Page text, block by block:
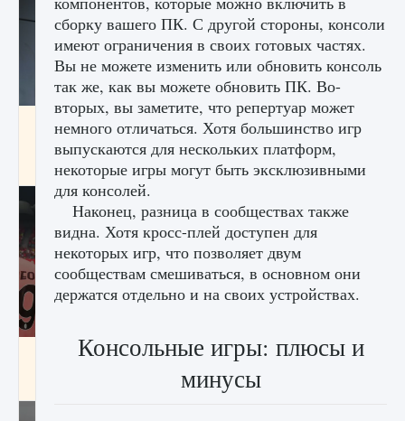
Все новые функции в режиме карьеры EA
FC 25
9 августа 2024 2 096 0 2
Входят ли «Милан» и «Интер» в EA FC 25
2 064 0
сборку вашего ПК. С другой стороны, консоли
имеют ограничения в своих готовых частях.
Вы не можете изменить или обновить консоль
так же, как вы можете обновить ПК. Во-
вторых, вы заметите, что репертуар может
немного отличаться. Хотя большинство игр
выпускаются для нескольких платформ,
некоторые игры могут быть эксклюзивными
для консолей.
Наконец, разница в сообществах также
видна. Хотя кросс-плей доступен для
некоторых игр, что позволяет двум
сообществам смешиваться, в основном они
держатся отдельно и на своих устройствах.
Консольные игры: плюсы и
минусы